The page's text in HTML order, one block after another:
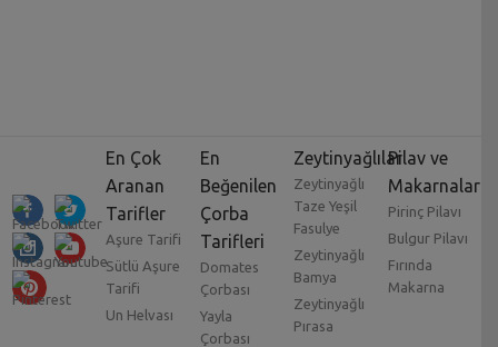
En Çok
Aranan
Tarifler
Aşure Tarifi
Sütlü Aşure
Tarifi
Un Helvası
En
Beğenilen
Çorba
Tarifleri
Domates
Çorbası
Yayla
Çorbası
Zeytinyağlılar
Zeytinyağlı
Taze Yeşil
Fasulye
Zeytinyağlı
Bamya
Zeytinyağlı
Pırasa
Pilav ve
Makarnalar
Pirinç Pilavı
Bulgur Pilavı
Fırında
Makarna